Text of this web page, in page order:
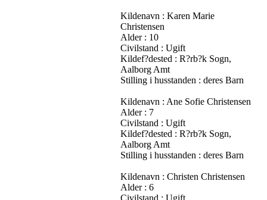
Kildenavn : Karen Marie
Christensen
Alder : 10
Civilstand : Ugift
Kildef?dested : R?rb?k Sogn,
Aalborg Amt
Stilling i husstanden : deres Barn
Kildenavn : Ane Sofie Christensen
Alder : 7
Civilstand : Ugift
Kildef?dested : R?rb?k Sogn,
Aalborg Amt
Stilling i husstanden : deres Barn
Kildenavn : Christen Christensen
Alder : 6
Civilstand : Ugift